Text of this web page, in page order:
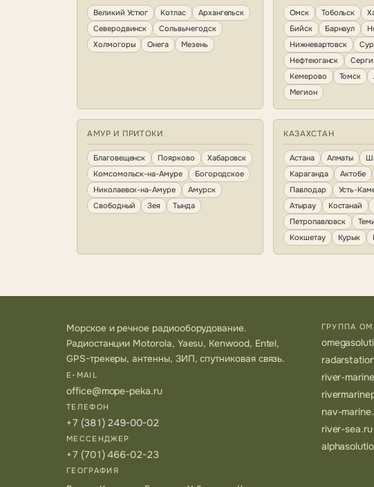
Великий Устюг Котлас
Архангельск
Северодвинск
Сольвычегодск
Холмогоры
Онега Мезень
Омск Тобольск
Бийск
Барнаул
Нижневартовск
Нефтеюганск
Кемерово
Томск
Мегион
АМУР И ПРИТОКИ
Благовещенск Поярково
Хабаровск
Комсомольск-на-Амуре
Богородское
Николаевск-на-Амуре
Амурск
Свободный
Зея Тында
КАЗАХСТАН
Астана Алматы
Караганда
Актобе
Павлодар
Усть-
Атырау
Костанай
Петропавловск
Кокшетау
Курык
Морское и речное радиооборудование.
Радиостанции Motorola, Yaesu, Kenwood, Entel,
GPS-трекеры, антенны, ЗИП, спутниковая связь.
E-MAIL
office@mope-peka.ru
ТЕЛЕФОН
+7 (381) 249-00-02
МЕССЕНДЖЕР
+7 (701) 466-02-23
ГЕОГРАФИЯ
ГРУППА
river-
nav-
river-sea.ru